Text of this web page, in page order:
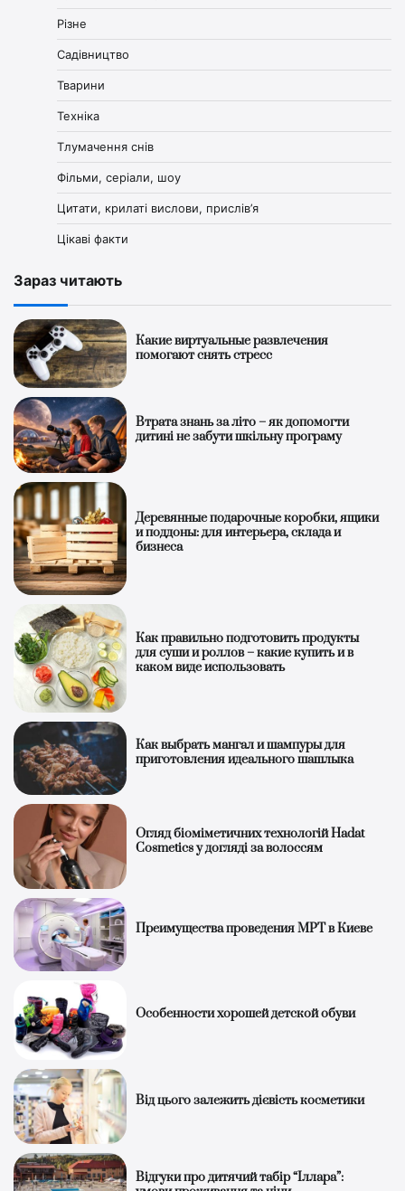
Різне
Садівництво
Тварини
Техніка
Тлумачення снів
Фільми, серіали, шоу
Цитати, крилаті вислови, прислів’я
Цікаві факти
Зараз читають
Какие виртуальные развлечения
помогают снять стресс
Втрата знань за літо – як допомогти
дитині не забути шкільну програму
Деревянные подарочные коробки, ящики
и поддоны: для интерьера, склада и
бизнеса
Как правильно подготовить продукты
для суши и роллов – какие купить и в
каком виде использовать
Как выбрать мангал и шампуры для
приготовления идеального шашлыка
Огляд біоміметичних технологій Hadat
Cosmetics у догляді за волоссям
Преимущества проведения МРТ в Киеве
Особенности хорошей детской обуви
Від цього залежить дієвість косметики
Відгуки про дитячий табір “Іллара”: